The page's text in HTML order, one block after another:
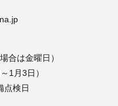
合は金曜日）
1月3日）
点検日